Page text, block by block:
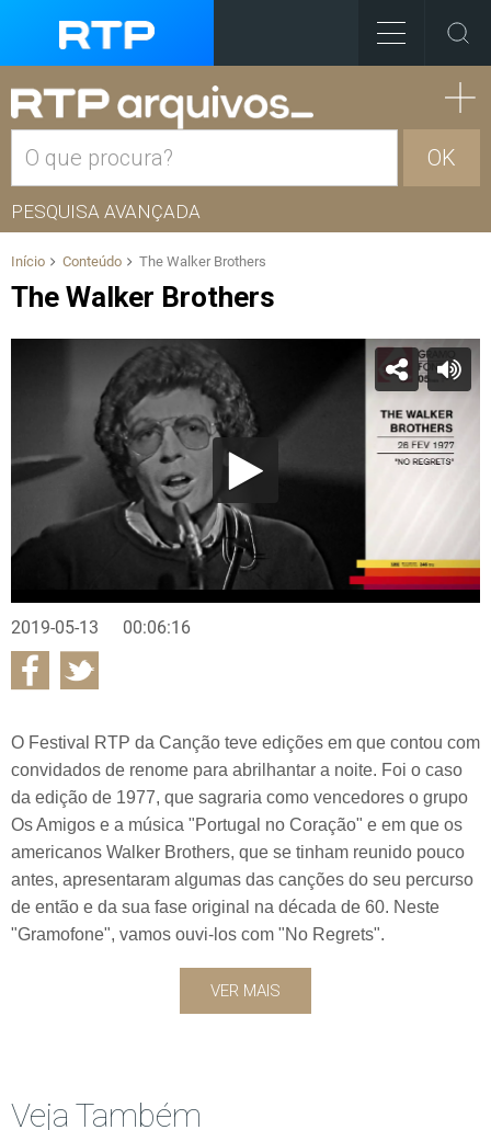
OK
PESQUISA AVANÇADA
Início Conteúdo The Walker Brothers
The Walker Brothers
2019-05-13 00:06:16
O Festival RTP da Canção teve edições em que contou com
convidados de renome para abrilhantar a noite. Foi o caso
da edição de 1977, que sagraria como vencedores o grupo
Os Amigos e a música "Portugal no Coração" e em que os
americanos Walker Brothers, que se tinham reunido pouco
antes, apresentaram algumas das canções do seu percurso
de então e da sua fase original na década de 60. Neste
"Gramofone", vamos ouvi-los com "No Regrets".
VER MAIS
Veja Também